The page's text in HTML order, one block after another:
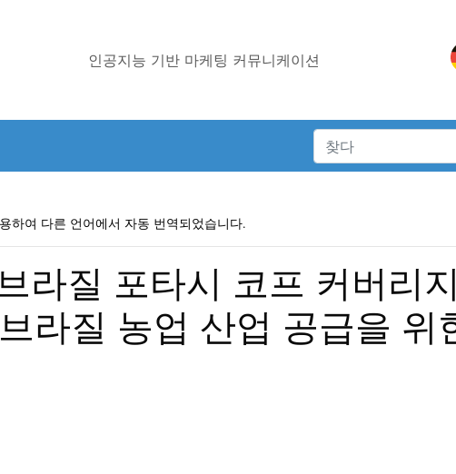
인공지능 기반 마케팅 커뮤니케이션
하여 다른 언어에서 자동 번역되었습니다.
라질 포타시 코프 커버리
라질 농업 산업 공급을 위